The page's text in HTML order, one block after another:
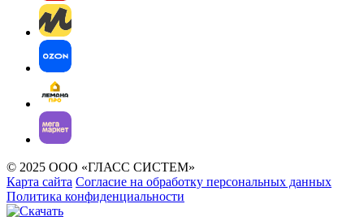
© 2025 ООО «ГЛАСС СИСТЕМ»
Карта сайта Согласие на обработку персональных данных
Политика конфиденциальности